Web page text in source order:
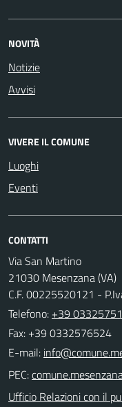
NOVITÀ
Notizie
Avvisi
VIVERE IL COMUNE
Luoghi
Eventi
CONTATTI
Via San Martino
21030 Mesenzana (VA)
C.F. 00225520121 -
Telefono: +39
Fax: +39 0332576524
E-mail:
PEC:
Ufficio Relazioni con il